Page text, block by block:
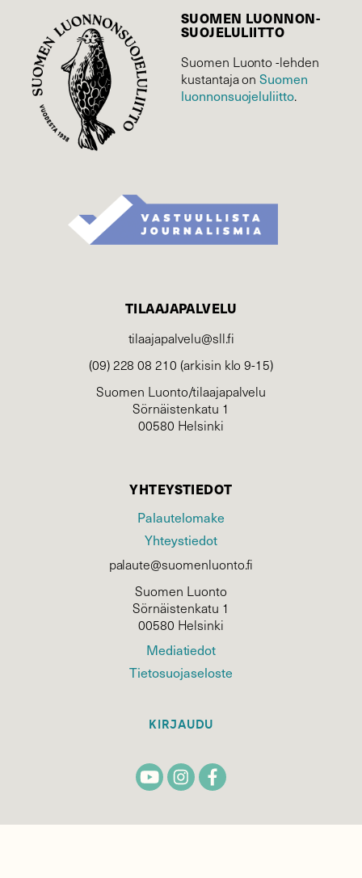
SUOMEN LUONNON­
SUOJELU­LIITTO
Suomen Luonto -lehden
kustantaja onSuomen
luonnonsuojelu­liitto.
TILAAJAPALVELU
tilaajapalvelu@sll.fi
(09) 228 08 210 (arkisin klo 9-15)
Suomen Luonto/tilaajapalvelu
Sörnäistenkatu 1
00580 Helsinki
YHTEYSTIEDOT
Palautelomake
Yhteystiedot
palaute@suomenluonto.fi
Suomen Luonto
Sörnäistenkatu 1
00580 Helsinki
Mediatiedot
Tietosuojaseloste
KIRJAUDU